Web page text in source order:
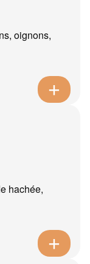
oignons,
hachée,